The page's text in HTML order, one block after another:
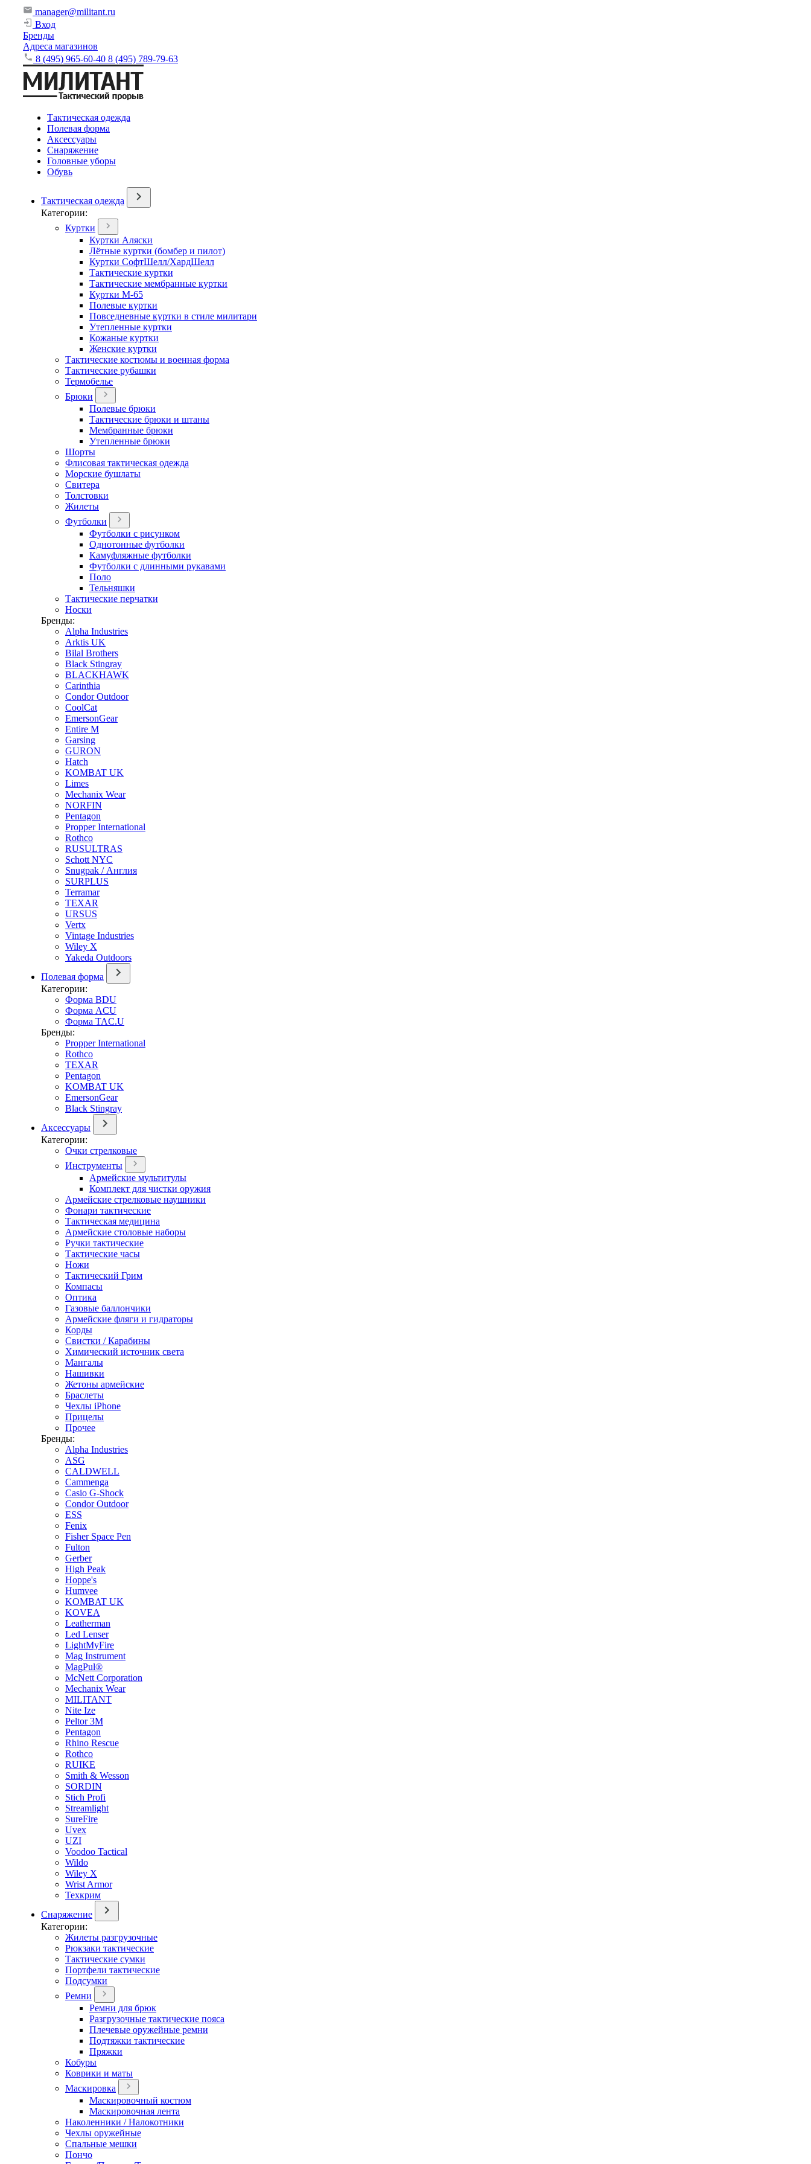
manager@militant.ru
Вход
Бренды
Адреса магазинов
8 (495) 965-60-40 8 (495) 789-79-63
Тактическая одежда
Полевая форма
Аксессуары
Снаряжение
Головные уборы
Обувь
Тактическая одежда
Категории:
Куртки
Куртки Аляски
Лётные куртки (бомбер и пилот)
Куртки СофтШелл/ХардШелл
Тактические куртки
Тактические мембранные куртки
Куртки М-65
Полевые куртки
Повседневные куртки в стиле милитари
Утепленные куртки
Кожаные куртки
Женские куртки
Тактические костюмы и военная форма
Тактические рубашки
Термобелье
Брюки
Полевые брюки
Тактические брюки и штаны
Мембранные брюки
Утепленные брюки
Шорты
Флисовая тактическая одежда
Морские бушлаты
Свитера
Толстовки
Жилеты
Футболки
Футболки с рисунком
Однотонные футболки
Камуфляжные футболки
Футболки с длинными рукавами
Поло
Тельняшки
Тактические перчатки
Носки
Бренды:
Alpha Industries
Arktis UK
Bilal Brothers
Black Stingray
BLACKHAWK
Carinthia
Condor Outdoor
CoolCat
EmersonGear
Entire M
Garsing
GURON
Hatch
KOMBAT UK
Limes
Mechanix Wear
NORFIN
Pentagon
Propper International
Rothco
RUSULTRAS
Schott NYC
Snugpak / Англия
SURPLUS
Terramar
TEXAR
URSUS
Vertx
Vintage Industries
Wiley X
Yakeda Outdoors
Полевая форма
Категории:
Форма BDU
Форма ACU
Форма TAC.U
Бренды:
Propper International
Rothco
TEXAR
Pentagon
KOMBAT UK
EmersonGear
Black Stingray
Аксессуары
Категории:
Очки стрелковые
Инструменты
Армейские мультитулы
Комплект для чистки оружия
Армейские стрелковые наушники
Фонари тактические
Тактическая медицина
Армейские столовые наборы
Ручки тактические
Тактические часы
Ножи
Тактический Грим
Компасы
Оптика
Газовые баллончики
Армейские фляги и гидраторы
Корды
Свистки / Карабины
Химический источник света
Мангалы
Нашивки
Жетоны армейские
Браслеты
Чехлы iPhone
Прицелы
Прочее
Бренды:
Alpha Industries
ASG
CALDWELL
Cammenga
Casio G-Shock
Condor Outdoor
ESS
Fenix
Fisher Space Pen
Fulton
Gerber
High Peak
Hoppe's
Humvee
KOMBAT UK
KOVEA
Leatherman
Led Lenser
LightMyFire
Mag Instrument
MagPul®
McNett Corporation
Mechanix Wear
MILITANT
Nite Ize
Peltor 3M
Pentagon
Rhino Rescue
Rothco
RUIKE
Smith & Wesson
SORDIN
Stich Profi
Streamlight
SureFire
Uvex
UZI
Voodoo Tactical
Wildo
Wiley X
Wrist Armor
Техкрим
Снаряжение
Категории:
Жилеты разгрузочные
Рюкзаки тактические
Тактические сумки
Портфели тактические
Подсумки
Ремни
Ремни для брюк
Разгрузочные тактические пояса
Плечевые оружейные ремни
Подтяжки тактические
Пряжки
Кобуры
Коврики и маты
Маскировка
Маскировочный костюм
Маскировочная лента
Наколенники / Налокотники
Чехлы оружейные
Спальные мешки
Пончо